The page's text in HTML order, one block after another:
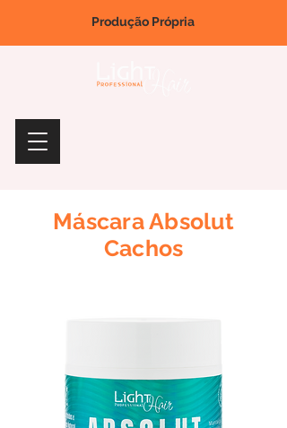
Produção Própria
Máscara Absolut
Cachos